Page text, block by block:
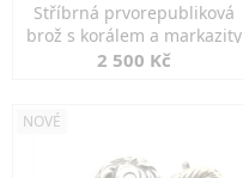
Stříbrná prvorepubliková
brož s korálem a markazity
2 500 Kč
NOVÉ